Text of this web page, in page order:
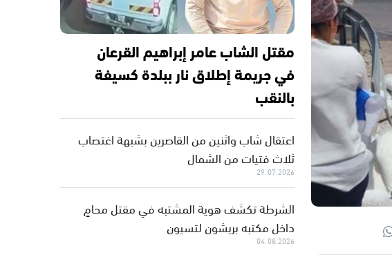
مقتل الشاب عامر إبراهيم القرعان
في جريمة إطلاق نار ببلدة كسيفة
بالنقب
اعتقال شاب واثنين من القاصرين بشبهة اغتصاب
ثلاث فتيات من الشمال
29.07.2026
الشرطة تكشف هوية المشتبه في مقتل محامٍ
داخل مكتبه بريشون لتسيون
04.08.2026